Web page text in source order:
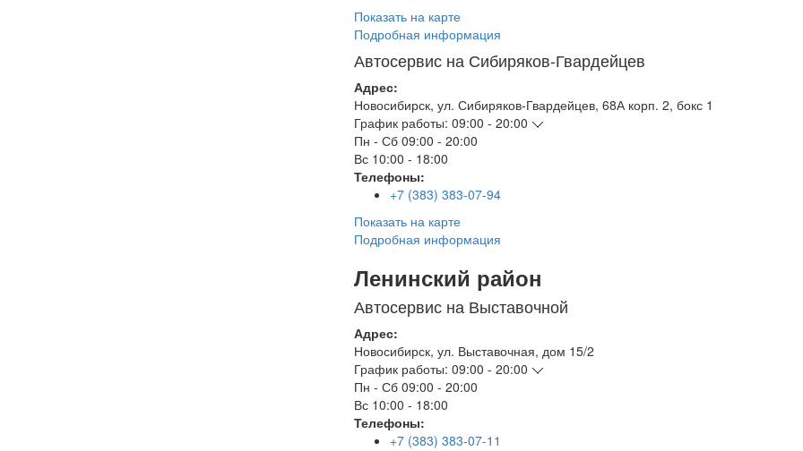
Показать на карте
Подробная информация
Автосервис на Сибиряков-Гвардейцев
Адрес:
Новосибирск, ул. Сибиряков-Гвардейцев, 68А корп. 2, бокс 1
График работы: 09:00 - 20:00
Пн - Сб 09:00 - 20:00
Вс 10:00 - 18:00
Телефоны:
+7 (383) 383-07-94
Показать на карте
Подробная информация
Ленинский район
Автосервис на Выставочной
Адрес:
Новосибирск, ул. Выставочная, дом 15/2
График работы: 09:00 - 20:00
Пн - Сб 09:00 - 20:00
Вс 10:00 - 18:00
Телефоны:
+7 (383) 383-07-11